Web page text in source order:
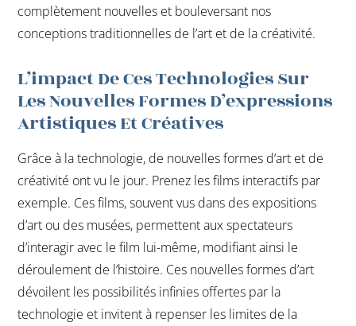
complètement nouvelles et bouleversant nos
conceptions traditionnelles de l’art et de la créativité.
L’impact De Ces Technologies Sur
Les Nouvelles Formes D’expressions
Artistiques Et Créatives
Grâce à la technologie, de nouvelles formes d’art et de
créativité ont vu le jour. Prenez les films interactifs par
exemple. Ces films, souvent vus dans des expositions
d’art ou des musées, permettent aux spectateurs
d’interagir avec le film lui-même, modifiant ainsi le
déroulement de l’histoire. Ces nouvelles formes d’art
dévoilent les possibilités infinies offertes par la
technologie et invitent à repenser les limites de la